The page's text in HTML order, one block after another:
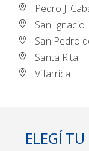
Pedro J.
San Ignacio
San Pedro
Santa Rita
Villarrica
ELEGÍ